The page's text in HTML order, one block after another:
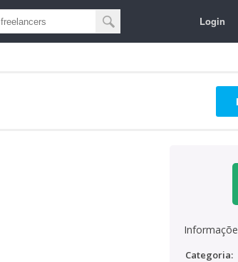
Login
Categoria: